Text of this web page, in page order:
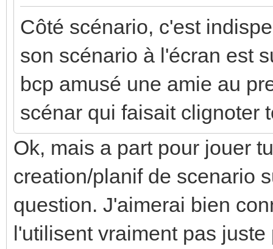
Côté scénario, c'est
son scénario à l'écran est
bcp amusé une amie au
scénar qui faisait clignoter
Ok, mais a part pour jouer
creation/planif de scenario
question. J'aimerai bien
l'utilisent vraiment pas